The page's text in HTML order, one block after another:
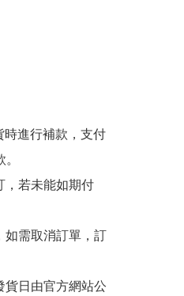
進行補款，支付
，若未能如期付
如需取消訂單，訂
貨日由官方網站公